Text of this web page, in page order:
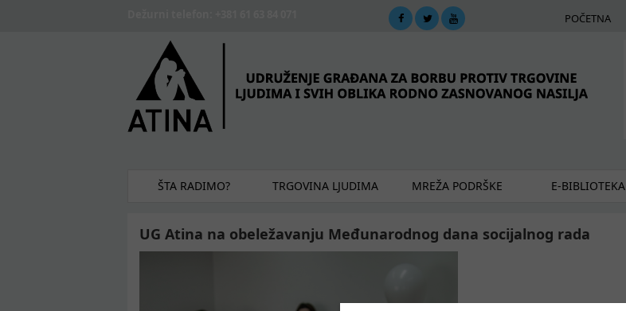
POČETNA
ŠTA RADIMO? TRGOVINA LJUDIMA MREŽA PODRŠKE E-BIBLIOTEKA
UG Atina na obeležavanju Međunarodnog dana socijalnog rada